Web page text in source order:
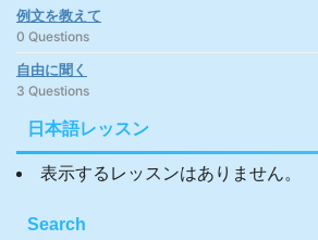
例文を教えて
0 Questions
自由に聞く
3 Questions
日本語レッスン
表示するレッスンはありません。
Search